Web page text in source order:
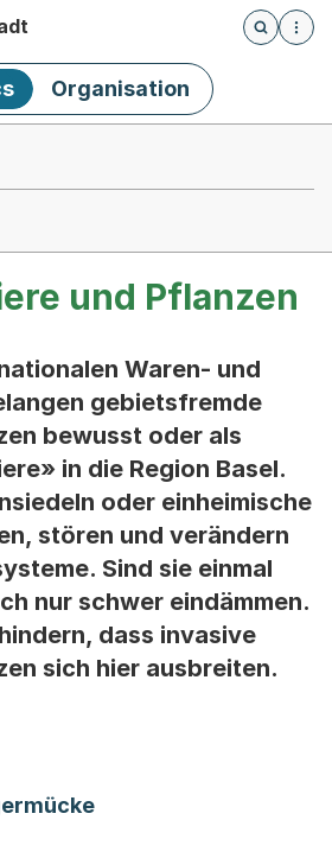
Öffnet
Organisation
und Pflanzen
Waren- und
gebietsfremde
bewusst oder als
in die Region Basel.
oder einheimische
stören und verändern
Sind sie einmal
nur schwer eindämmen.
dass invasive
sich hier ausbreiten.